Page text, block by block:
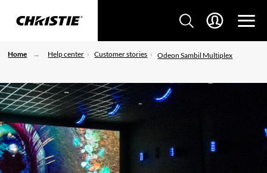
Home Help center Customer stories Odeon Sambil Multiplex